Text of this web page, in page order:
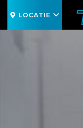
LOCATIE